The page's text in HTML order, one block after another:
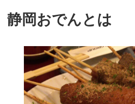
静岡おでんとは